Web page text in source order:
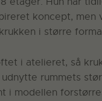
koncept,
i større
i atelieret, så
rummets
i modellen